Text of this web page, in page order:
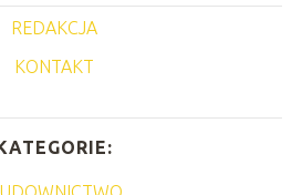
REDAKCJA
KONTAKT
KATEGORIE: